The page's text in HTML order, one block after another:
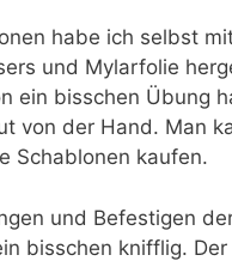
habe ich selbst
und Mylarfolie
ein bisschen Übung
von der Hand. Man
Schablonen kaufen.
und Befestigen
bisschen knifflig.